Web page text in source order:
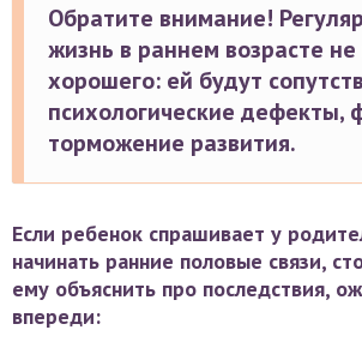
Обратите внимание!
жизнь в раннем возрасте не
хорошего: ей будут
психологические дефекты,
торможение развития.
Если ребенок спрашивает у
начинать ранние половые связи,
ему объяснить про последствия,
впереди: